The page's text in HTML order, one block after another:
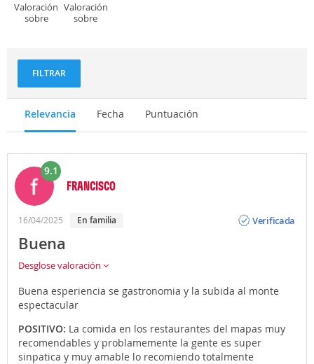
Valoración
sobre
Valoración
sobre
FILTRAR
Relevancia Fecha Puntuación
9.1
FRANCISCO
16/04/2025 En familia
Verificada
Buena
Desglose valoración
Buena esperiencia se gastronomia y la subida al monte
espectacular
POSITIVO: La comida en los restaurantes del mapas muy
recomendables y problamemente la gente es super
sinpatica y muy amable lo recomiendo totalmente